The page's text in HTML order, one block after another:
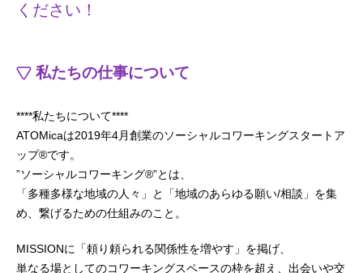
ください！
私たちの仕事について
****私たちについて****
ATOMicaは2019年4月創業のソーシャルコワーキングスタートア
ップ®です。
”ソーシャルコワーキング®”とは、
「多種多様な地域の人々」と「地域のあらゆる願い/相談」を集
め、繋げるための仕組みのこと。
MISSIONに「頼り頼られる関係性を増やす」を掲げ、
単なる場としてのコワーキングスペースの枠を超え、出会いや交